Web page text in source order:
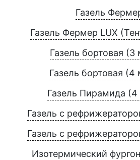
Газель
Газель Фермер LUX
Газель бортовая (3
Газель бортовая (4
Газель Пирамида (4
Газель с
Газель с
Изотермический